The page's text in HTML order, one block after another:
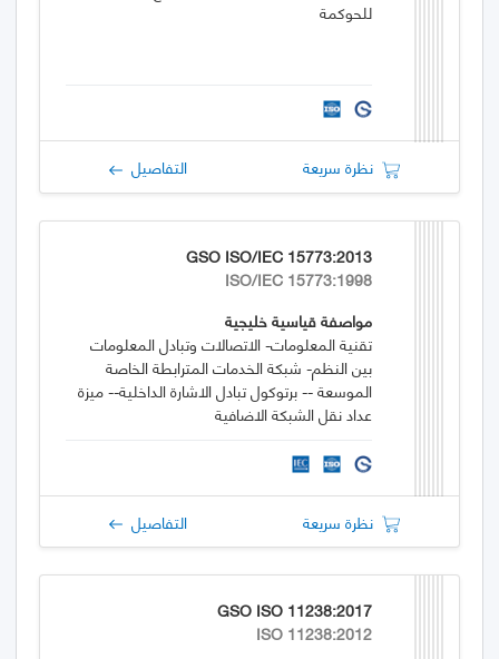
للحوكمة
نظرة سريعة التفاصيل
GSO ISO/IEC 15773:2013
ISO/IEC 15773:1998
مواصفة قياسية خليجية
تقنية المعلومات- الاتصالات وتبادل المعلومات
بين النظم- شبكة الخدمات المترابطة الخاصة
الموسعة -- برتوكول تبادل الاشارة الداخلية-- ميزة
عداد نقل الشبكة الاضافية
نظرة سريعة التفاصيل
GSO ISO 11238:2017
ISO 11238:2012